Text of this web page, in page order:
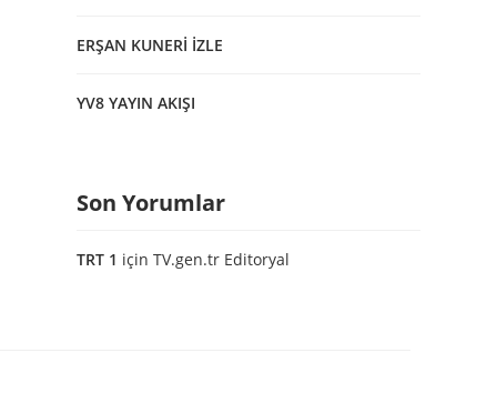
ERŞAN KUNERİ İZLE
YV8 YAYIN AKIŞI
Son Yorumlar
TRT 1 için TV.gen.tr Editoryal